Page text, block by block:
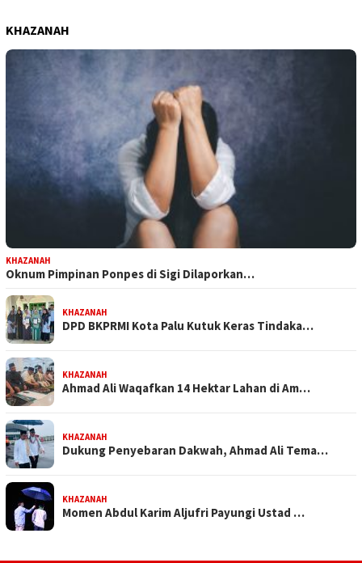
KHAZANAH
KHAZANAH
Oknum Pimpinan Ponpes di Sigi Dilaporkan…
KHAZANAH
DPD BKPRMI Kota Palu Kutuk Keras Tindaka…
KHAZANAH
Ahmad Ali Waqafkan 14 Hektar Lahan di Am…
KHAZANAH
Dukung Penyebaran Dakwah, Ahmad Ali Tema…
KHAZANAH
Momen Abdul Karim Aljufri Payungi Ustad …